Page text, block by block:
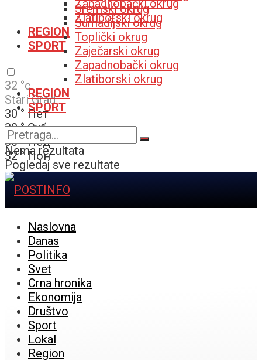
Zapadnobački okrug
Zlatiborski okrug
REGION
SPORT
32 °c
Stari Grad
30 ° Пет
30 ° Суб
30 ° Нед
32 ° Пон
Sremski okrug
Šumadijski okrug
Toplički okrug
Zaječarski okrug
Zapadnobački okrug
Zlatiborski okrug
REGION
SPORT
Nema rezultata
Pogledaj sve rezultate
Naslovna
Danas
Politika
Svet
Crna hronika
Ekonomija
Društvo
Sport
Lokal
Region